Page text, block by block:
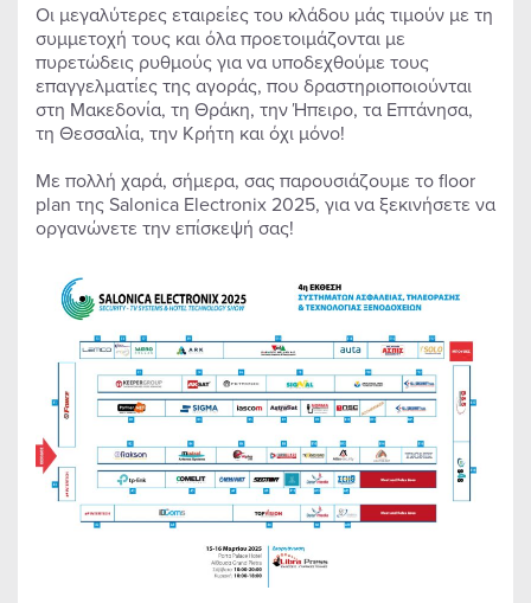
Οι μεγαλύτερες εταιρείες του κλάδου μάς τιμούν με τη
συμμετοχή τους και όλα προετοιμάζονται με
πυρετώδεις ρυθμούς για να υποδεχθούμε τους
επαγγελματίες της αγοράς, που δραστηριοποιούνται
στη Μακεδονία, τη Θράκη, την Ήπειρο, τα Επτάνησα,
τη Θεσσαλία, την Κρήτη και όχι μόνο!
Με πολλή χαρά, σήμερα, σας παρουσιάζουμε το floor
plan της Salonica Electronix 2025, για να ξεκινήσετε να
οργανώνετε την επίσκεψή σας!